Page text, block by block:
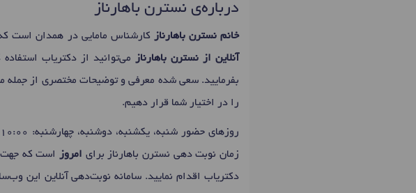
درباره‌ی نسترن باهارناز
خانم نسترن باهارناز کارشناس مامایی در همدان است
آنلاین از نسترن باهارناز
می‌توانید از دکتریاب
بفرمایید. سعی شده معرفی و توضیحات مختصری از
را در اختیار شما قرار دهیم.
زمان نوبت دهی نسترن باهارناز برای امروز
است که جهت
دکتریاب اقدام نمایید. سامانه نوبت‌دهی آنلاین این